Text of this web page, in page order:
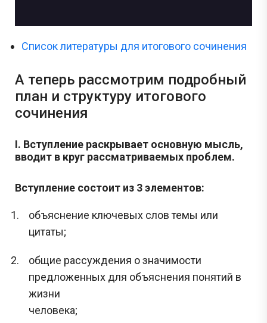
Список литературы для итогового сочинения
А теперь рассмотрим подробный
план и структуру итогового
сочинения
I. Вступление раскрывает основную мысль,
вводит в круг рассматриваемых проблем.
Вступление состоит из 3 элементов:
объяснение ключевых слов темы или
цитаты;
общие рассуждения о значимости
предложенных для объяснения понятий в
жизни
человека;